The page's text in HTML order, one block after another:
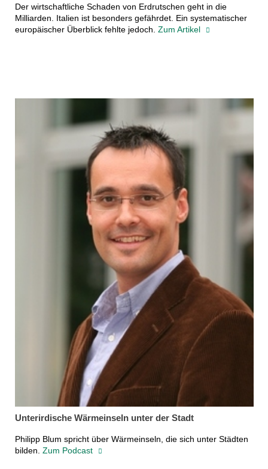
Der wirtschaftliche Schaden von Erdrutschen geht in die
Milliarden. Italien ist besonders gefährdet. Ein systematischer
europäischer Überblick fehlte jedoch. Zum Artikel
Unterirdische Wärmeinseln unter der Stadt
Philipp Blum spricht über Wärmeinseln, die sich unter Städten
bilden. Zum Podcast